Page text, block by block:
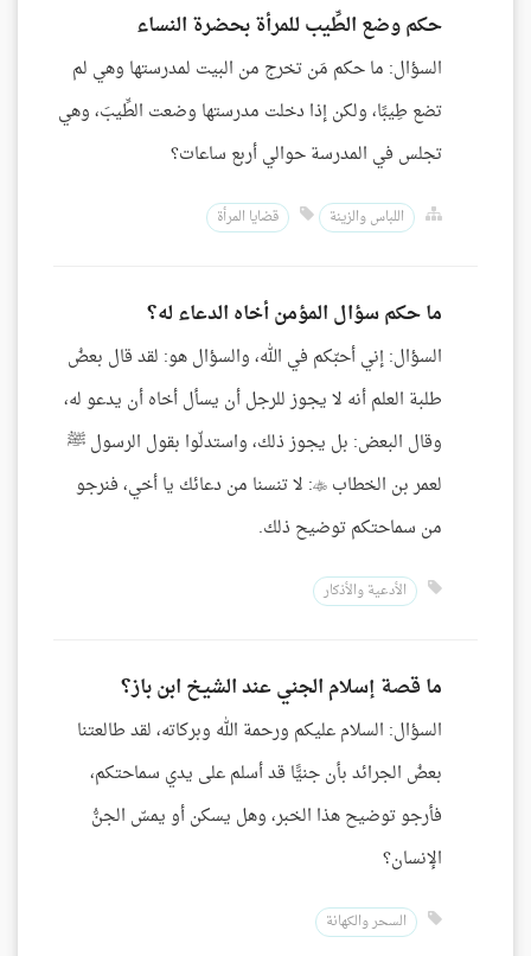
حكم وضع الطِّيب للمرأة بحضرة النساء
السؤال: ما حكم مَن تخرج من البيت لمدرستها وهي لم
تضع طِيبًا، ولكن إذا دخلت مدرستها وضعت الطِّيبَ، وهي
تجلس في المدرسة حوالي أربع ساعات؟
اللباس والزينة قضايا المرأة
ما حكم سؤال المؤمن أخاه الدعاء له؟
السؤال: إني أحبّكم في الله، والسؤال هو: لقد قال بعضُ
طلبة العلم أنه لا يجوز للرجل أن يسأل أخاه أن يدعو له،
وقال البعض: بل يجوز ذلك، واستدلّوا بقول الرسول ﷺ
لعمر بن الخطاب : لا تنسنا من دعائك يا أخي، فنرجو
من سماحتكم توضيح ذلك.
الأدعية والأذكار
ما قصة إسلام الجني عند الشيخ ابن باز؟
السؤال: السلام عليكم ورحمة الله وبركاته، لقد طالعتنا
بعضُ الجرائد بأن جنيًّا قد أسلم على يدي سماحتكم،
فأرجو توضيح هذا الخبر، وهل يسكن أو يمسّ الجنُّ
الإنسان؟
السحر والكهانة